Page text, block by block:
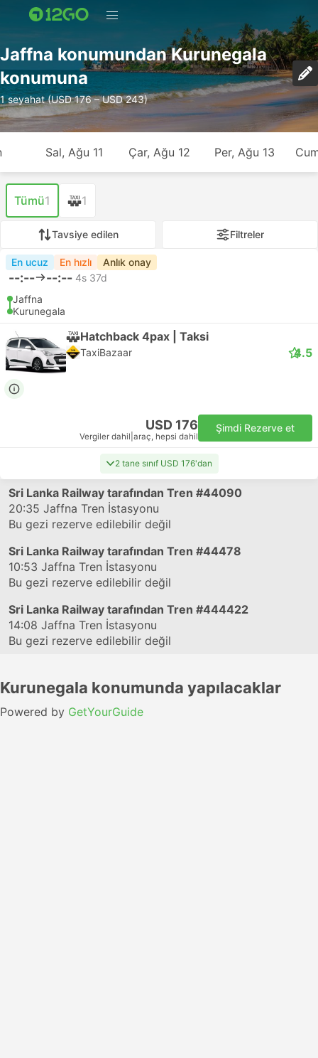
Jaffna konumundan Kurunegala
konumuna
1 seyahat (USD 176 – USD 243)
Sal, Ağu 11 Çar, Ağu 12 Per, Ağu 13
Tümü1 1
Tavsiye edilen Filtreler
En ucuz En hızlı Anlık onay
--:-- --:-- 4s 37d
Jaffna
Kurunegala
Hatchback 4pax | Taksi
TaxiBazaar 4.5
USD 176
Vergiler dahil araç, hepsi dahil
Şimdi Rezerve et
2 tane sınıf USD 176'dan
Sri Lanka Railway tarafından Tren #44090
20:35 Jaffna Tren İstasyonu
Bu gezi rezerve edilebilir değil
Sri Lanka Railway tarafından Tren #44478
10:53 Jaffna Tren İstasyonu
Bu gezi rezerve edilebilir değil
Sri Lanka Railway tarafından Tren #444422
14:08 Jaffna Tren İstasyonu
Bu gezi rezerve edilebilir değil
Kurunegala konumunda yapılacaklar
Powered by GetYourGuide